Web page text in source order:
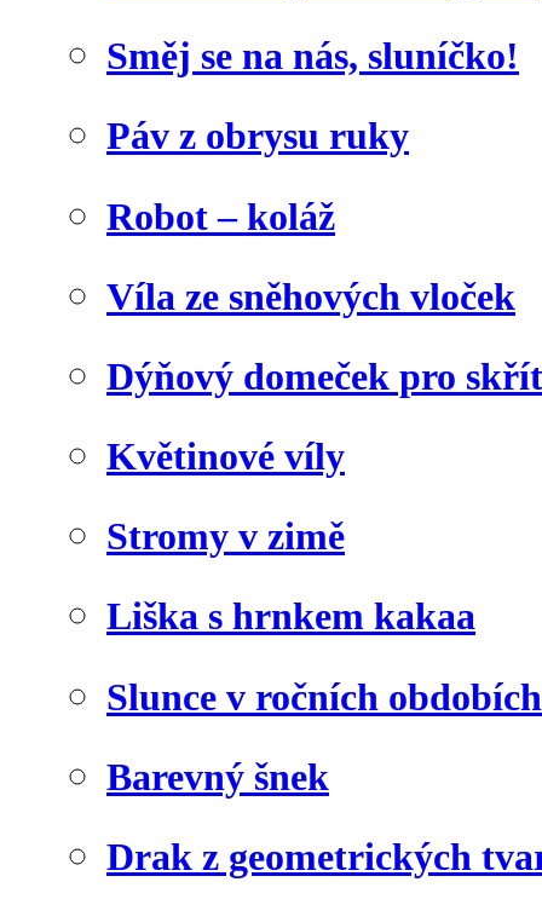
Směj se na nás, sluníčko!
Páv z obrysu ruky
Robot – koláž
Víla ze sněhových vloček
Dýňový domeček pro
Květinové víly
Stromy v zimě
Liška s hrnkem kakaa
Slunce v ročních obdobích
Barevný šnek
Drak z geometrických